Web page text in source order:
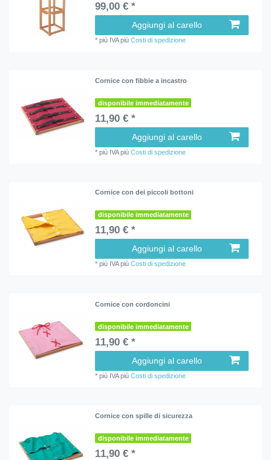
99,00 € *
Aggiungi al carello
*più IVApiùCosti di spedizione
Cornice con fibbie a incastro
disponibile immediatamente
11,90 € *
Aggiungi al carello
*più IVApiùCosti di spedizione
Cornice con dei piccoli bottoni
disponibile immediatamente
11,90 € *
Aggiungi al carello
*più IVApiùCosti di spedizione
Cornice con cordoncini
disponibile immediatamente
11,90 € *
Aggiungi al carello
*più IVApiùCosti di spedizione
Cornice con spille di sicurezza
disponibile immediatamente
11,90 € *